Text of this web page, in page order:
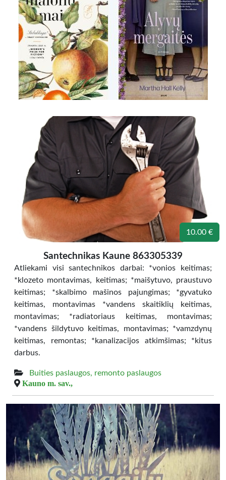
10.00 €
Santechnikas Kaune 863305339
Atliekami visi santechnikos darbai: *vonios keitimas;
*klozeto montavimas, keitimas; *maišytuvo, praustuvo
keitimas; *skalbimo mašinos pajungimas; *gyvatuko
keitimas, montavimas *vandens skaitiklių keitimas,
montavimas; *radiatoriaus keitimas, montavimas;
*vandens šildytuvo keitimas, montavimas; *vamzdynų
keitimas, remontas; *kanalizacijos atkimšimas; *kitus
darbus.
Buities paslaugos, remonto paslaugos
Kauno m. sav.,